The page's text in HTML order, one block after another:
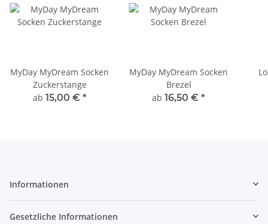
MyDay MyDream Socken
Zuckerstange
ab 15,00 € *
MyDay MyDream Socken
Brezel
ab 16,50 € *
Informationen
Gesetzliche Informationen